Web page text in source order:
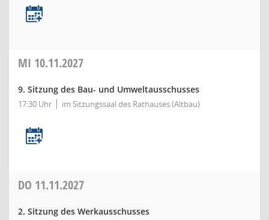
MI 10.11.2027
9. Sitzung des Bau- und Umweltausschusses
17:30 Uhr im Sitzungssaal des Rathauses (Altbau)
DO 11.11.2027
2. Sitzung des Werkausschusses